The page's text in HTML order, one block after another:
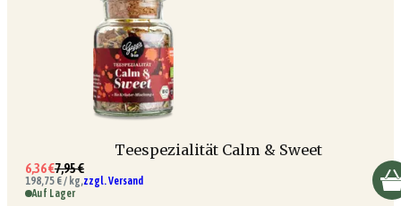
Teespezialität Calm & Sweet
6,36 €7,95 €
198,75 € / kg,zzgl. Versand
Auf Lager